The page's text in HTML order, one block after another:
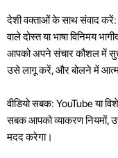
देशी वक्ताओं के साथ संवाद करें:
वाले दोस्त या भाषा विनिमय
आपको अपने संचार कौशल में
उसे लागू करें, और बोलने में
वीडियो सबक: YouTube या
सबक आपको व्याकरण नियमों,
मदद करेगा।